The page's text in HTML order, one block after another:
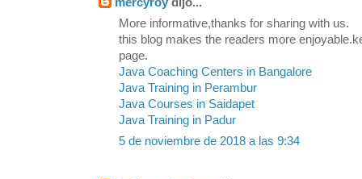
More informative,thanks for sharing with us.
this blog makes the readers more
page.
Java Coaching Centers in Bangalore
Java Training in Perambur
Java Courses in Saidapet
Java Training in Padur
5 de noviembre de 2018 a las 9:34